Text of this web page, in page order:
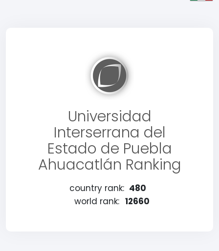
Universidad
Interserrana del
Estado de Puebla
Ahuacatlán Ranking
country rank: 480
world rank: 12660